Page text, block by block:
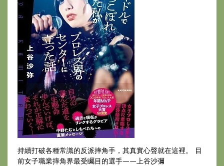
持續打破各種常識的反派摔角手，其真實心聲就在這裡。 目
前女子職業摔角界最受矚目的選手——上谷沙彌